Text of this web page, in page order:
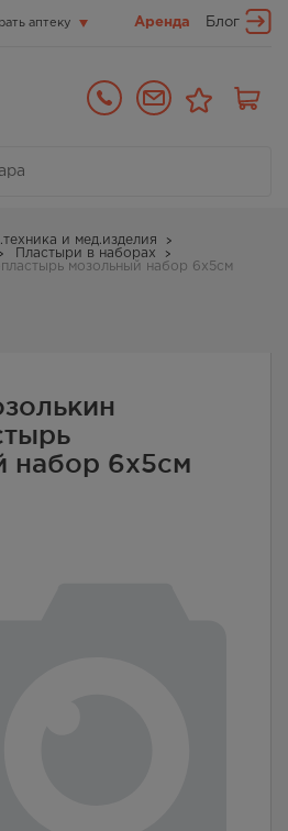
аптеку Аренда Блог
и мед.изделия
Пластыри в наборах
мозольный набор 6х5см
набор 6х5см